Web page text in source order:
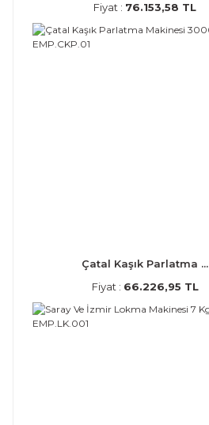
Fiyat : 76.153,58 TL
Çatal Kaşık Parlatma ...
Fiyat : 66.226,95 TL